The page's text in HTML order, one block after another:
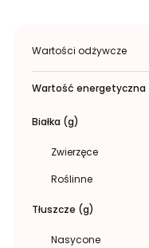
Wartości odżywcze
Wartość energetyczna
Białka (g)
Zwierzęce
Roślinne
Tłuszcze (g)
Nasycone